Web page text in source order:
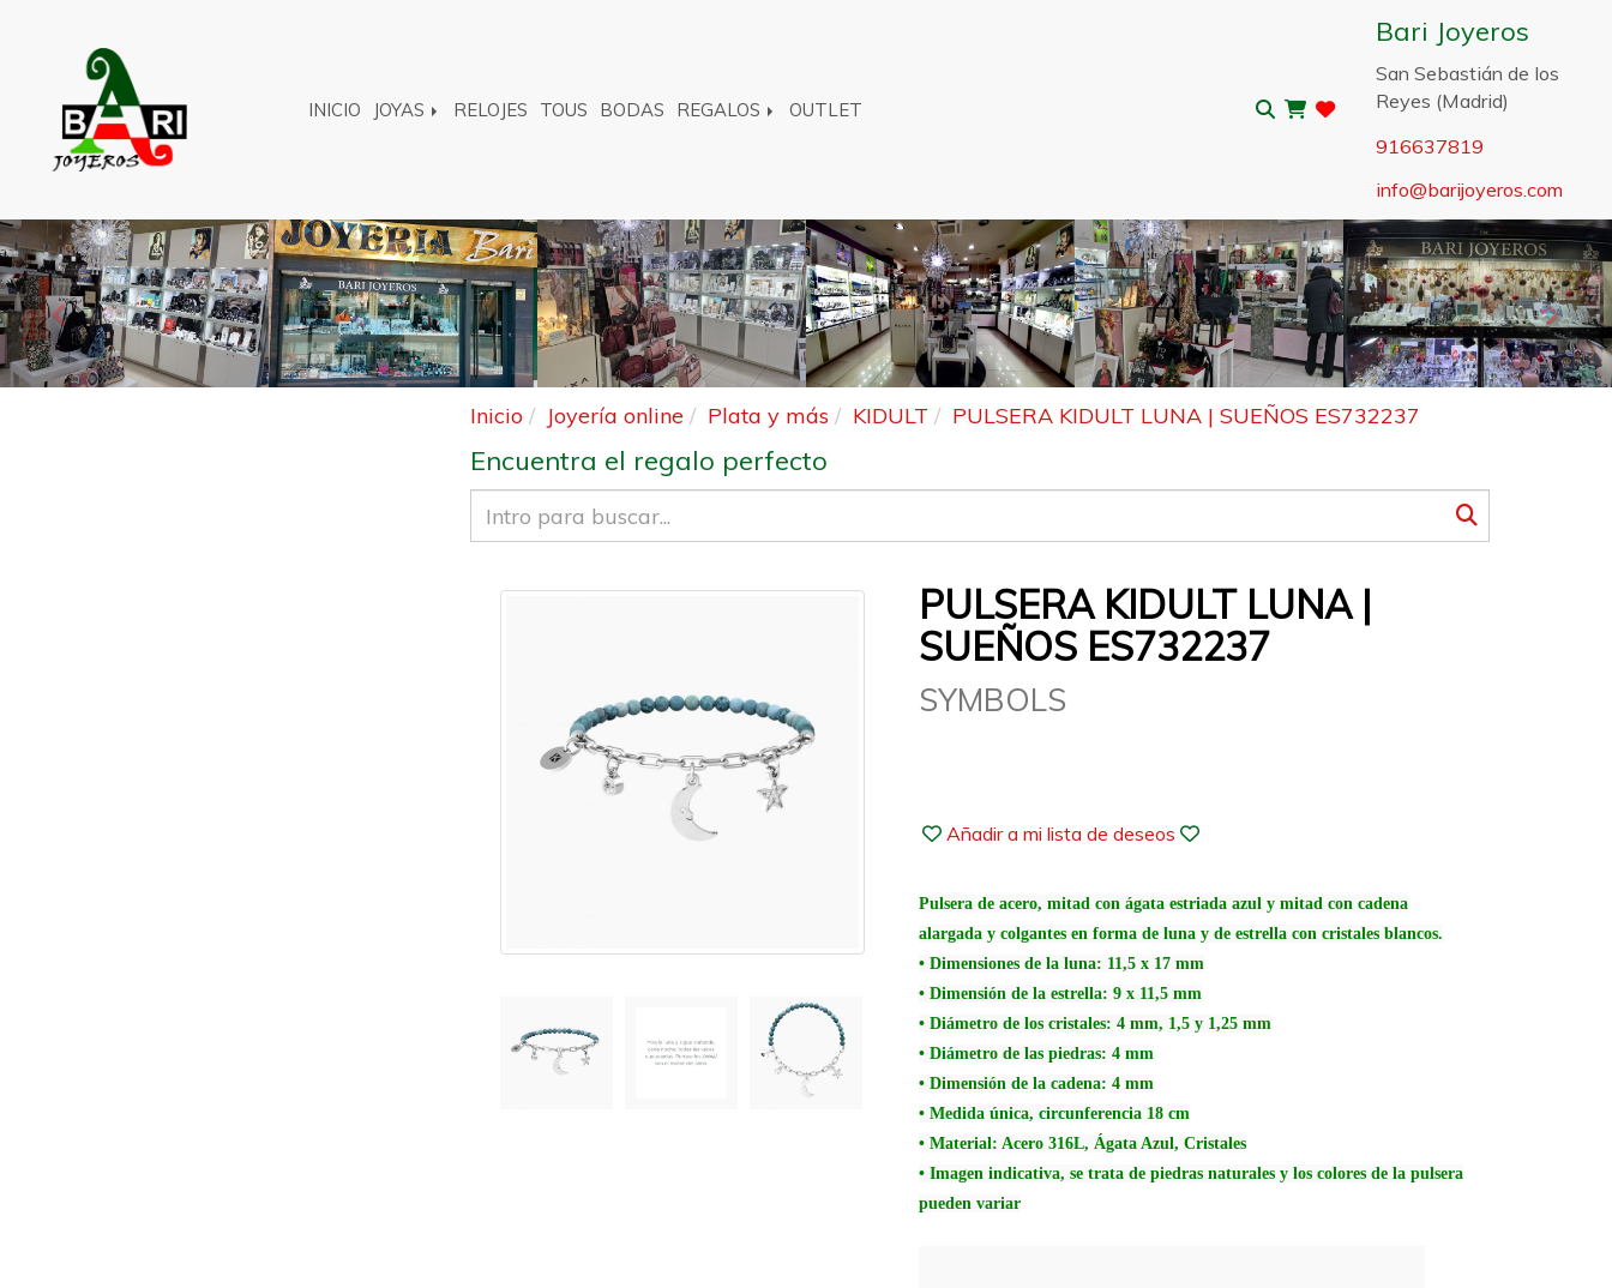
INICIO JOYAS RELOJES TOUS BODAS REGALOS OUTLET
Bari Joyeros
San Sebastián de los
Reyes (Madrid)
916637819
info
barijoyeros.com
Anterior
Inicio Joyería online Plata y más KIDULT PULSERA KIDULT LUNA | SUEÑOS ES732237
Encuentra el regalo perfecto
PULSERA KIDULT LUNA |
SUEÑOS ES732237
SYMBOLS
Añadir a mi lista de deseos
Pulsera de acero, mitad con ágata estriada azul y mitad con cadena
alargada y colgantes en forma de luna y de estrella con cristales blancos.
• Dimensiones de la luna: 11,5 x 17 mm
• Dimensión de la estrella: 9 x 11,5 mm
• Diámetro de los cristales: 4 mm, 1,5 y 1,25 mm
• Diámetro de las piedras: 4 mm
• Dimensión de la cadena: 4 mm
• Medida única, circunferencia 18 cm
• Material: Acero 316L, Ágata Azul, Cristales
• Imagen indicativa, se trata de piedras naturales y los colores de la pulsera
pueden variar